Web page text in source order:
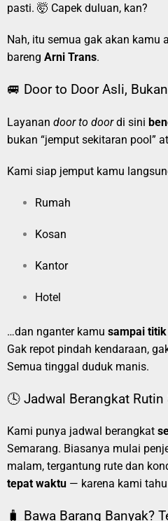
pasti. 🤯 Capek duluan, kan?
Nah, itu semua gak akan kamu
bareng Arni Trans.
🚐 Door to Door Asli,
Layanan door to doordi sini
bukan “jemput sekitaran pool”
Kami siap jemput kamu
Rumah
Kosan
Kantor
Hotel
…dan nganter kamu sampai
Gak repot pindah kendaraan,
Semua tinggal duduk manis.
🕓 Jadwal Berangkat Rutin
Kami punya jadwal berangkat
Semarang. Biasanya mulai
malam, tergantung rute dan
tepat waktu — karena kami
🧳 Bawa Barang Banyak?